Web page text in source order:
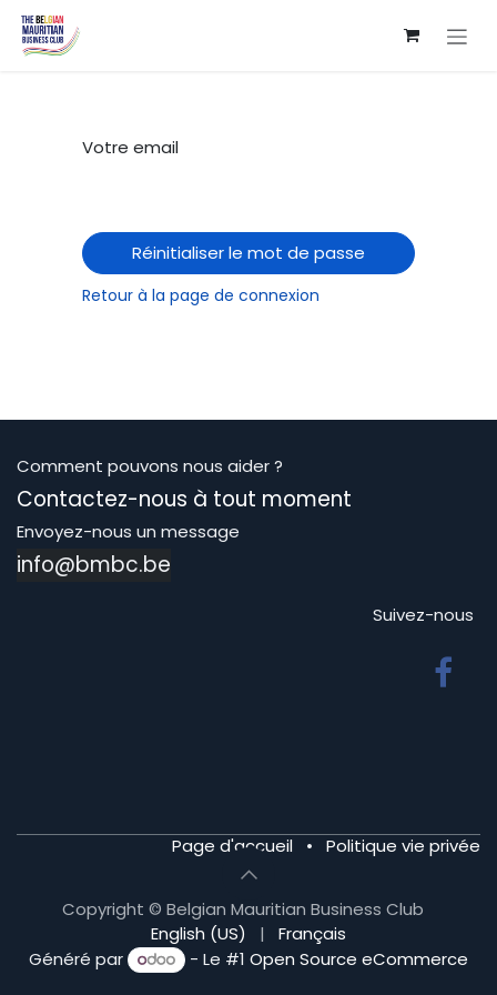
Se rendre au contenu
Votre email
Réinitialiser le mot de passe
Retour à la page de connexion
Comment pouvons nous aider ?
Contactez-nous à tout moment
Envoyez-nous un message
info@bmbc.be
Suivez-nous
Page d'accueil • Politique vie privée
Copyright © Belgian Mauritian Business Club
English (US)
|
Français
Généré par
- Le #1 Open Source eCommerce